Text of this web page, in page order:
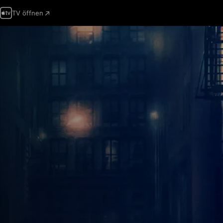
TV öffnen